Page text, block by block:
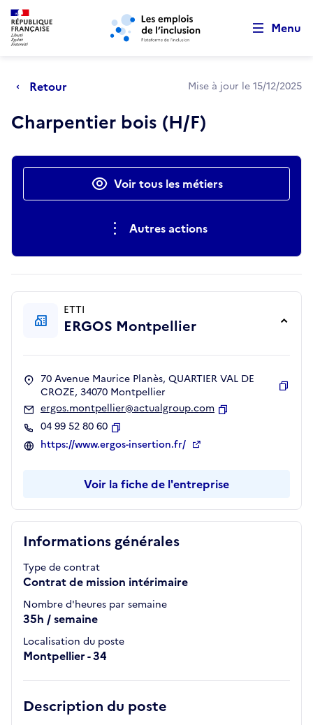
Aller au menu principal Aller au contenu principal
Menu
Retour Mise à jour le 15/12/2025
Charpentier bois (H/F)
Actions rapidesVoir tous les métiers
Autres actions
Informations générales
Type de contrat
Contrat de mission intérimaire
Nombre d'heures par semaine
35h / semaine
Localisation du poste
Montpellier - 34
Description du poste
ETTI
ERGOS Montpellier
70 Avenue Maurice Planès, QUARTIER VAL DE
CROZE, 34070 Montpellier
ergos.montpellier@actualgroup.com
04 99 52 80 60
Copier
https://www.ergos-insertion.fr/
Voir la fiche de l'entreprise
Retour au début de la page
Panneau de gestion des cookies